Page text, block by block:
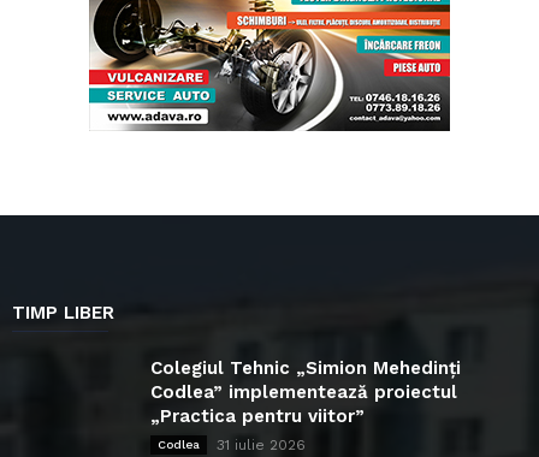
TIMP LIBER
Colegiul Tehnic „Simion Mehedinți
Codlea” implementează proiectul
„Practica pentru viitor”
Codlea 31 iulie 2026